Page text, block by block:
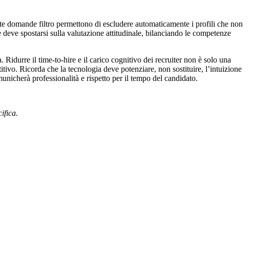
domande filtro permettono di escludere automaticamente i profili che non
spostarsi sulla valutazione attitudinale, bilanciando le competenze
Ridurre il time-to-hire e il carico cognitivo dei recruiter non è solo una
Ricorda che la tecnologia deve potenziare, non sostituire, l’intuizione
professionalità e rispetto per il tempo del candidato.